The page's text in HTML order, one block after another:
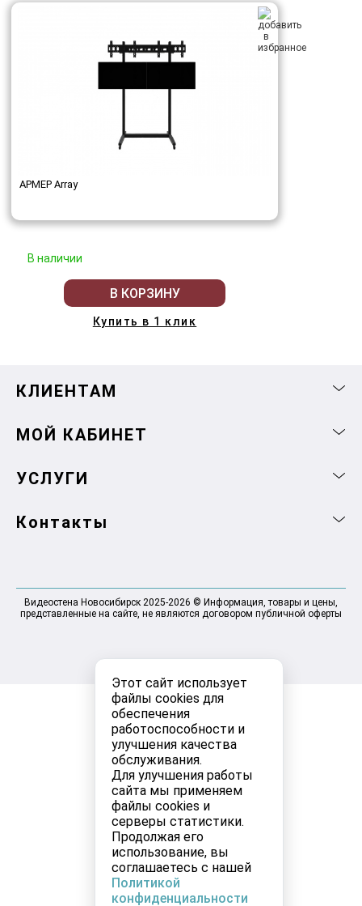
Этот сайт использует
файлы cookies для
обеспечения
работоспособности и
улучшения качества
обслуживания.
Для улучшения работы
сайта мы применяем
файлы cookies и
серверы статистики.
Продолжая его
использование, вы
соглашаетесь с нашей
Политикой
конфиденциальности
АРМЕР Array
В наличии
В КОРЗИНУ
Купить в 1 клик
КЛИЕНТАМ
МОЙ КАБИНЕТ
УСЛУГИ
Контакты
Видеостена Новосибирск 2025-2026 © Информация, товары и цены,
представленные на сайте, не являются договором публичной оферты